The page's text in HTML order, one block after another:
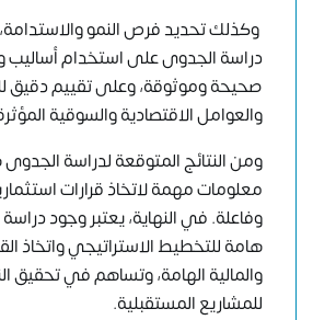
وكذلك تحديد فرص النمو
دراسة الجدوى على استخدام أساليب
صحيحة وموثوقة، وعلى تقييم دقيق
والعوامل الاقتصادية والسوقية
ومن النتائج المتوقعة لدراسة
معلومات مهمة لاتخاذ قرارات
وفاعلة. في النهاية، يعتبر وجود
هامة للتخطيط الاستراتيجي واتخاذ
والمالية الهامة، وتساهم في تحقيق
للمشاريع المستقبلية.